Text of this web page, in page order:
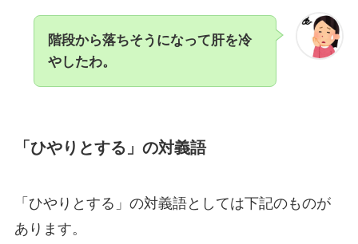
階段から落ちそうになって肝を冷
やしたわ。
「ひやりとする」の対義語
「ひやりとする」の対義語としては下記のものが
あります。